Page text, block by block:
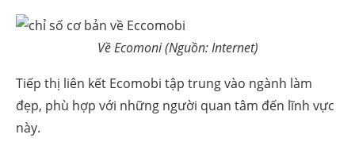
Về Ecomoni (Nguồn: Internet)
Tiếp thị liên kết Ecomobi tập trung vào ngành làm
đẹp, phù hợp với những người quan tâm đến lĩnh vực
này.